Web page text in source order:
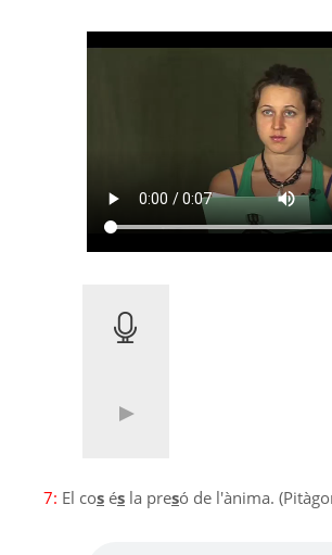
7: El cos és la presó de l'ànima.